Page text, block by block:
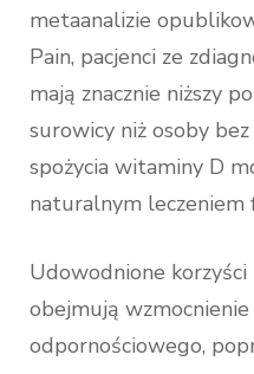
metaanalizie
Pain, pacjenci ze
mają znacznie niższy
surowicy niż osoby
spożycia witaminy D
naturalnym leczeniem
Udowodnione
obejmują wzmocnienie
odpornościowego,